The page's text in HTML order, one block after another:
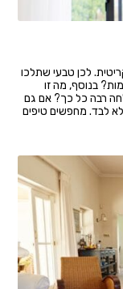
לכן טבעי שתלכו
בנוסף, מה זו
רבה כל כך? אם גם
לבד. מחפשים טיפים